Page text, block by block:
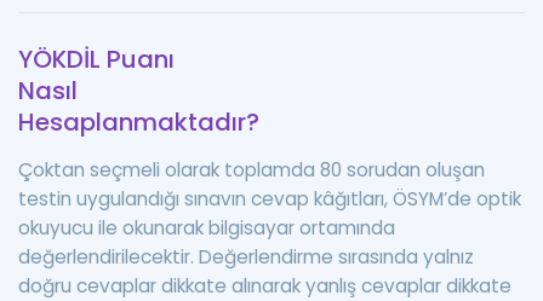
YÖKDİL Puanı
Nasıl
Hesaplanmaktadır?
Çoktan seçmeli olarak toplamda 80 sorudan oluşan
testin uygulandığı sınavın cevap kâğıtları, ÖSYM’de optik
okuyucu ile okunarak bilgisayar ortamında
değerlendirilecektir. Değerlendirme sırasında yalnız
doğru cevaplar dikkate alınarak yanlış cevaplar dikkate